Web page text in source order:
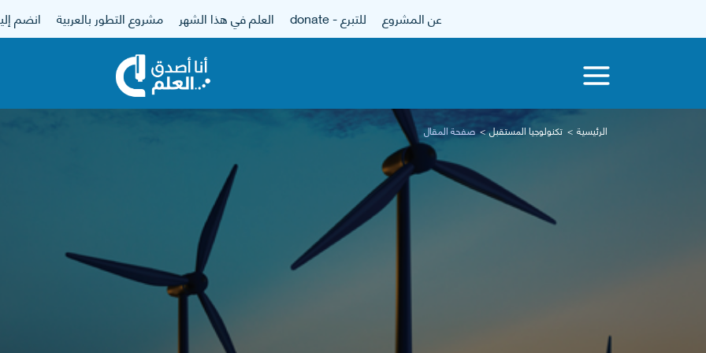
عن المشروع للتبرع - donate العلم في هذا الشهر مشروع التطور بالعربية انضم
الرئيسية تكنولوجيا المستقبل صفحة المقال